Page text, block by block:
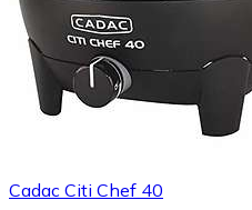
Cadac Citi Chef 40